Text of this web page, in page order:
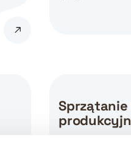
Sprzątanie